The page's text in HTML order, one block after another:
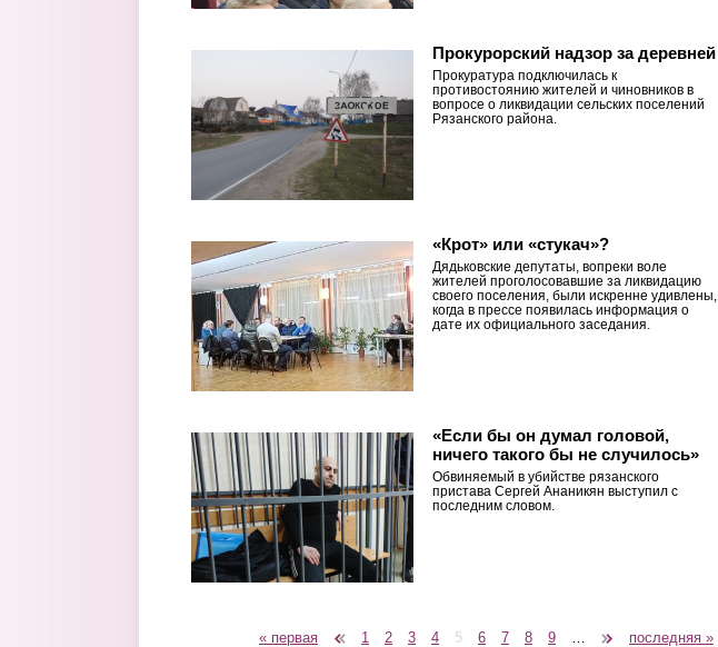
Прокурорский надзор за деревней
Прокуратура подключилась к
противостоянию жителей и чиновников в
вопросе о ликвидации сельских поселений
Рязанского района.
«Крот» или «стукач»?
Дядьковские депутаты, вопреки воле
жителей проголосовавшие за ликвидацию
своего поселения, были искренне удивлены,
когда в прессе появилась информация о
дате их официального заседания.
«Если бы он думал головой,
ничего такого бы не случилось»
Обвиняемый в убийстве рязанского
пристава Сергей Ананикян выступил с
последним словом.
Страницы« первая 1 2 3 4 5 6 7 8 9 … последняя »